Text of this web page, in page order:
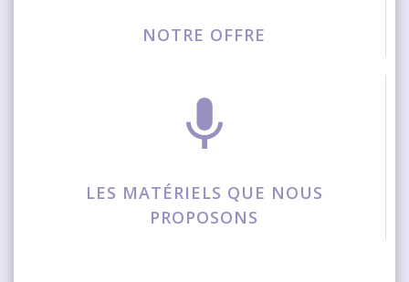
NOTRE OFFRE
LES MATÉRIELS QUE NOUS
PROPOSONS